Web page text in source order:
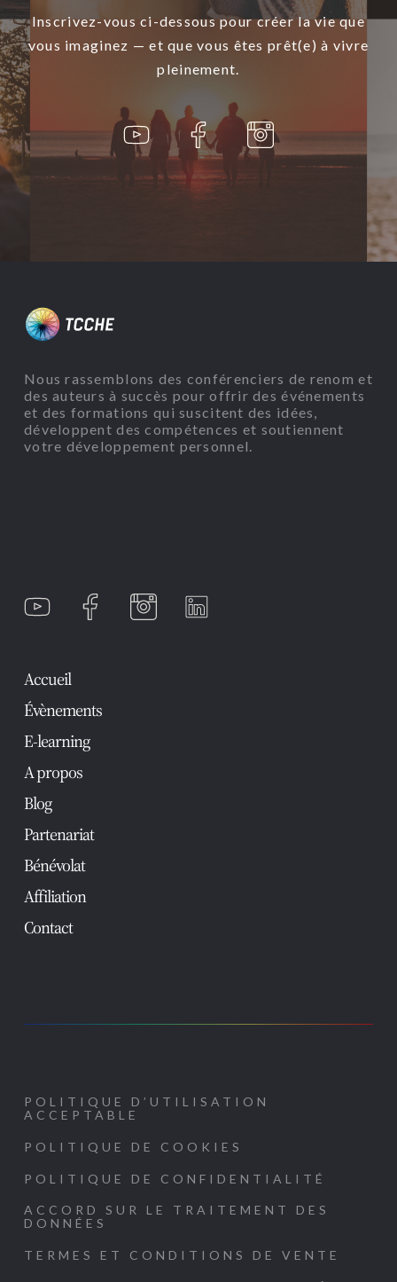
Inscrivez-vous ci-dessous pour créer la vie que
vous imaginez — et que vous êtes prêt(e) à vivre
pleinement.
Nous rassemblons des conférenciers de renom et
des auteurs à succès pour offrir des événements
et des formations qui suscitent des idées,
développent des compétences et soutiennent
votre développement personnel.
Accueil
Évènements
E-learning
A propos
Blog
Partenariat
Bénévolat
Affiliation
Contact
POLITIQUE D’UTILISATION
ACCEPTABLE
POLITIQUE DE COOKIES
POLITIQUE DE CONFIDENTIALITÉ
ACCORD SUR LE TRAITEMENT DES
DONNÉES
TERMES ET CONDITIONS DE VENTE